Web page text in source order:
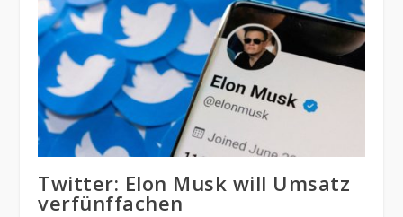
Twitter: Elon Musk will Umsatz
verfünffachen